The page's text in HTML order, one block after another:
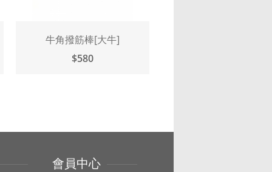
牛角撥筋棒[大牛]
$580
會員中心